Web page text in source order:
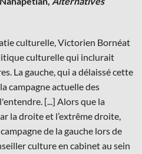
culturelle, Victorien Bornéat
culturelle qui inclurait
La gauche, qui a délaissé cette
campagne actuelle des
[...] Alors que la
la droite et l’extrême droite,
de la gauche lors de
culture en cabinet au sein